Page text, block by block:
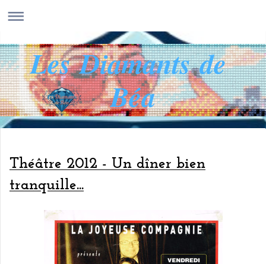
Les Diamants de
Béa
Théâtre 2012 - Un dîner bien
tranquille...